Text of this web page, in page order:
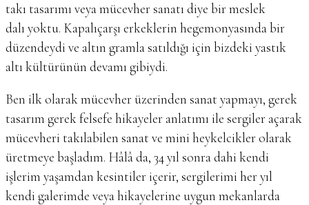
takı tasarımı veya mücevher sanatı diye bir meslek
dalı yoktu. Kapalıçarşı erkeklerin hegemonyasında bir
düzendeydi ve altın gramla satıldığı için bizdeki yastık
altı kültürünün devamı gibiydi.
Ben ilk olarak mücevher üzerinden sanat yapmayı, gerek
tasarım gerek felsefe hikayeler anlatımı ile sergiler açarak
mücevheri takılabilen sanat ve mini heykelcikler olarak
üretmeye başladım. Hâlâ da, 34 yıl sonra dahi kendi
işlerim yaşamdan kesintiler içerir, sergilerimi her yıl
kendi galerimde veya hikayelerine uygun mekanlarda